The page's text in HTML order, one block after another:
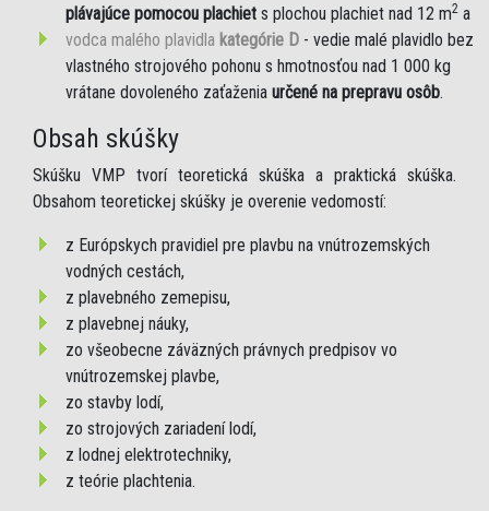
plávajúce pomocou plachiet s plochou plachiet nad 12 m2 a
vodca malého plavidla kategórie D - vedie malé plavidlo bez
vlastného strojového pohonu s hmotnosťou nad 1 000 kg
vrátane dovoleného zaťaženia určené na prepravu osôb.
Obsah skúšky
Skúšku VMP tvorí teoretická skúška a praktická skúška.
Obsahom teoretickej skúšky je overenie vedomostí:
z Európskych pravidiel pre plavbu na vnútrozemských
vodných cestách,
z plavebného zemepisu,
z plavebnej náuky,
zo všeobecne záväzných právnych predpisov vo
vnútrozemskej plavbe,
zo stavby lodí,
zo strojových zariadení lodí,
z lodnej elektrotechniky,
z teórie plachtenia.